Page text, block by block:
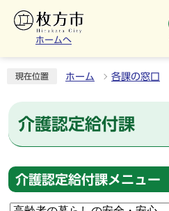
ホームへ
現在位置 ホーム 各課の窓口
介護認定給付課
介護認定給付課メニュー